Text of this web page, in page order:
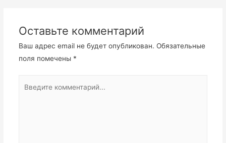
Оставьте комментарий
Ваш адрес email не будет опубликован. Обязательные
поля помечены *
комментарий...